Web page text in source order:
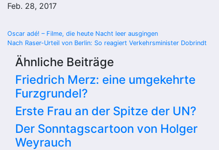
Feb. 28, 2017
Beitragsnavigation
Oscar adé! – Filme, die heute Nacht leer ausgingen
Nach Raser-Urteil von Berlin: So reagiert Verkehrsminister Dobrindt
Ähnliche Beiträge
Friedrich Merz: eine umgekehrte
Furzgrundel?
Erste Frau an der Spitze der UN?
Der Sonntagscartoon von Holger
Weyrauch